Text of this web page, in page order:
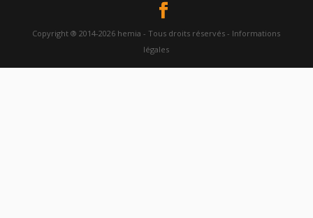
Copyright ® 2014-2026 hemia - Tous droits réservés - Informations
légales